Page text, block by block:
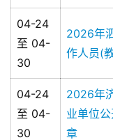
04-24
至 04-
30
2026年
作人员(
04-24
至 04-
30
2026年
业单位
章